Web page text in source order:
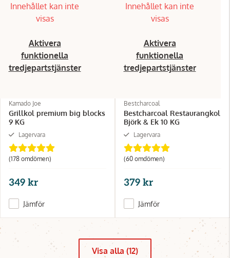
Innehållet kan inte
visas
Aktivera
funktionella
tredjepartstjänster
Kamado Joe
Grillkol premium big blocks
9 KG
Lagervara
(178 omdömen)
349 kr
Jämför
Innehållet kan inte
visas
Aktivera
funktionella
tredjepartstjänster
Bestcharcoal
Bestcharcoal Restaurangkol
Björk & Ek 10 KG
Lagervara
(60 omdömen)
379 kr
Jämför
Visa alla (12)